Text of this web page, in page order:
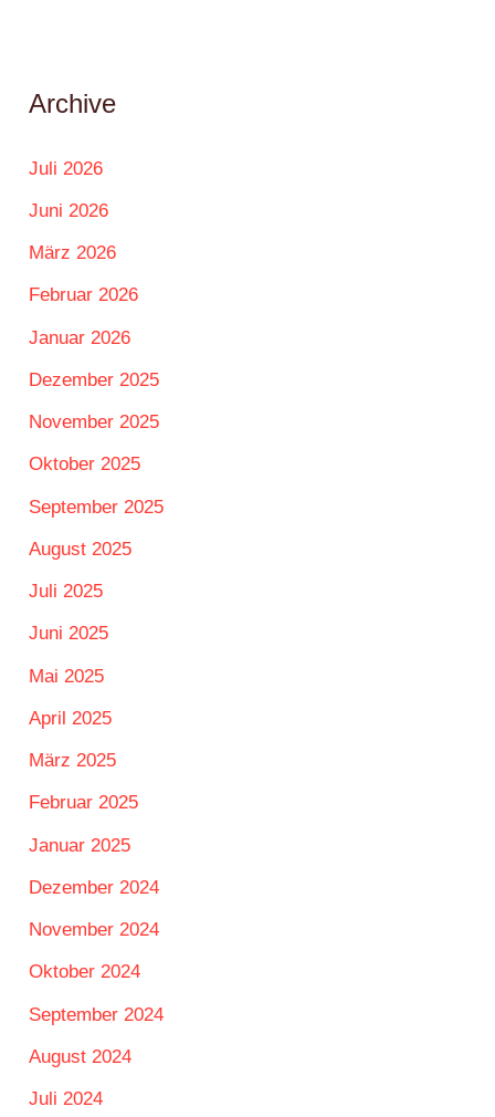
Archive
Juli 2026
Juni 2026
März 2026
Februar 2026
Januar 2026
Dezember 2025
November 2025
Oktober 2025
September 2025
August 2025
Juli 2025
Juni 2025
Mai 2025
April 2025
März 2025
Februar 2025
Januar 2025
Dezember 2024
November 2024
Oktober 2024
September 2024
August 2024
Juli 2024